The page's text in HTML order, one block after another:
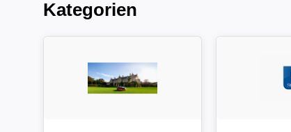
Kategorien